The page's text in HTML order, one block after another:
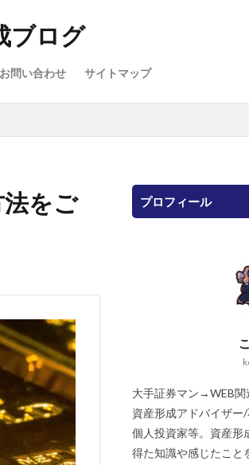
ブログ
お問い合わせ サイトマップ
をご
プロフィール
大手証券マン→WEB関
資産形成アドバイザ
個人投資家等。資産形
得た知識や感じたこと